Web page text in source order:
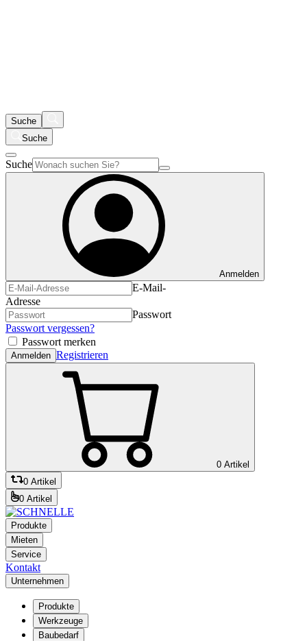
Suche
Suche
Suche
Anmelden
E-Mail-
Adresse
Passwort
Passwort vergessen?
Passwort merken
Anmelden Registrieren
0 Artikel
0 Artikel
0 Artikel
Produkte
Mieten
Service
Kontakt
Unternehmen
Produkte
Werkzeuge
Baubedarf